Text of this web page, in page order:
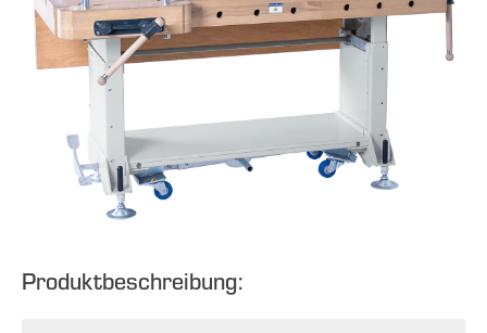
Produktbeschreibung: